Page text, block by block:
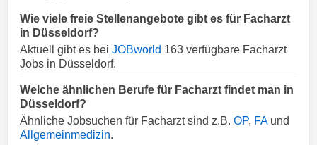
Wie viele freie Stellenangebote gibt es für Facharzt
in Düsseldorf?
Aktuell gibt es bei JOBworld 163 verfügbare Facharzt
Jobs in Düsseldorf.
Welche ähnlichen Berufe für Facharzt findet man in
Düsseldorf?
Ähnliche Jobsuchen für Facharzt sind z.B. OP, FAund
Allgemeinmedizin.